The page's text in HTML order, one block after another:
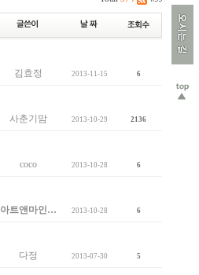
김효정 2013-11-15 6
사춘기맘 2013-10-29 2136
coco 2013-10-28 6
아트앤마인… 2013-10-28 6
다정 2013-07-30 5